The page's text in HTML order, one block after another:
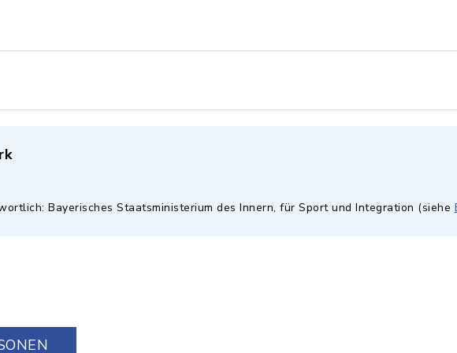
Bayerisches Staatsministerium des Innern, für Sport und Integration (siehe